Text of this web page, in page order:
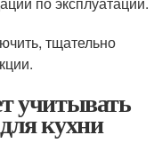
тщательно
учитывать
кухни